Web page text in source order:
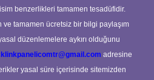
benzerlikleri tamamen tesadüfidir.
ve tamamen ücretsiz bir bilgi paylaşım
düzenlemelere aykırı olduğunu
adresine
yasal süre içerisinde sitemizden